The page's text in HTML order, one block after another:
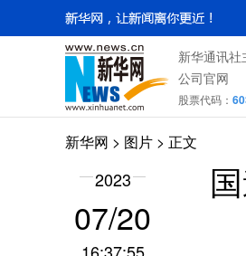
新华通讯社
公司官网
股票代码：
新华网 > 图片 > 正文
2023
07/20